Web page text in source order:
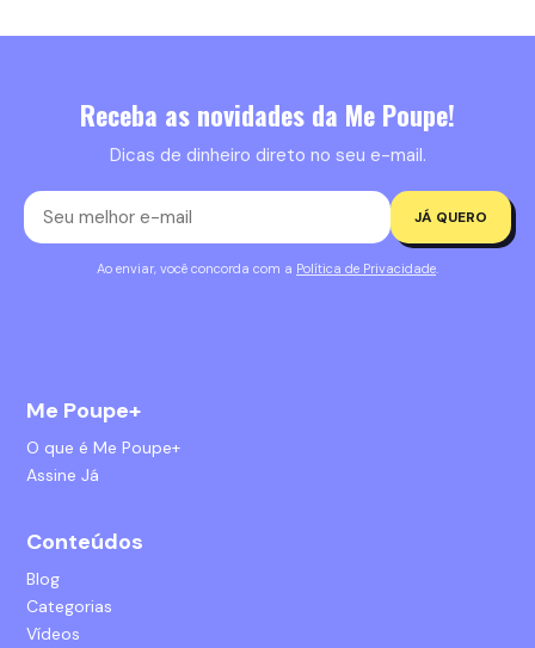
Receba as novidades da Me Poupe!
Dicas de dinheiro direto no seu e-mail.
JÁ QUERO
Ao enviar, você concorda com a Política de Privacidade.
Me Poupe+
O que é Me Poupe+
Assine Já
Conteúdos
Blog
Categorias
Vídeos